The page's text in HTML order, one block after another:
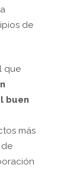
de
que
buen
más